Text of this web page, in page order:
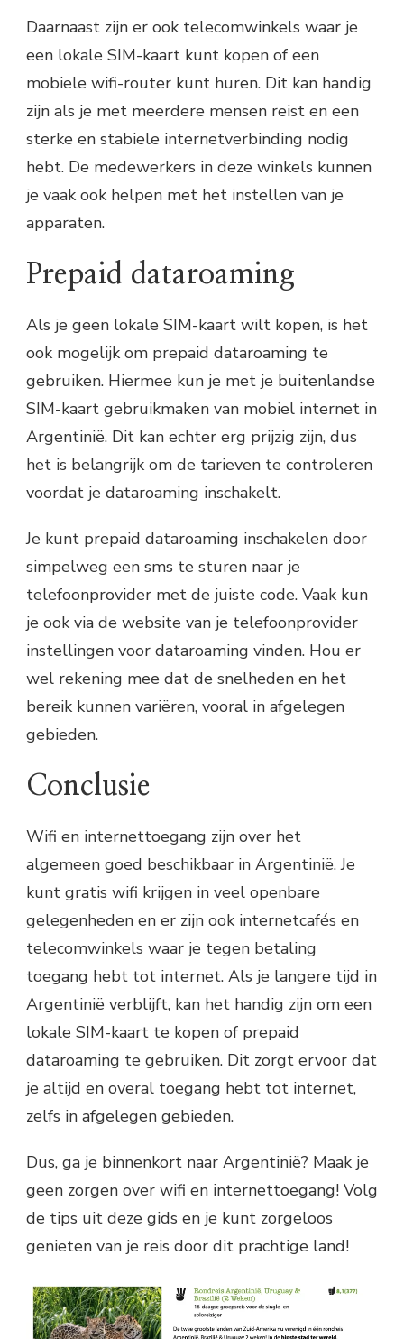
Daarnaast zijn er ook telecomwinkels waar je
een lokale SIM-kaart kunt kopen of een
mobiele wifi-router kunt huren. Dit kan handig
zijn als je met meerdere mensen reist en een
sterke en stabiele internetverbinding nodig
hebt. De medewerkers in deze winkels kunnen
je vaak ook helpen met het instellen van je
apparaten.
Prepaid dataroaming
Als je geen lokale SIM-kaart wilt kopen, is het
ook mogelijk om prepaid dataroaming te
gebruiken. Hiermee kun je met je buitenlandse
SIM-kaart gebruikmaken van mobiel internet in
Argentinië. Dit kan echter erg prijzig zijn, dus
het is belangrijk om de tarieven te controleren
voordat je dataroaming inschakelt.
Je kunt prepaid dataroaming inschakelen door
simpelweg een sms te sturen naar je
telefoonprovider met de juiste code. Vaak kun
je ook via de website van je telefoonprovider
instellingen voor dataroaming vinden. Hou er
wel rekening mee dat de snelheden en het
bereik kunnen variëren, vooral in afgelegen
gebieden.
Conclusie
Wifi en internettoegang zijn over het
algemeen goed beschikbaar in Argentinië. Je
kunt gratis wifi krijgen in veel openbare
gelegenheden en er zijn ook internetcafés en
telecomwinkels waar je tegen betaling
toegang hebt tot internet. Als je langere tijd in
Argentinië verblijft, kan het handig zijn om een
lokale SIM-kaart te kopen of prepaid
dataroaming te gebruiken. Dit zorgt ervoor dat
je altijd en overal toegang hebt tot internet,
zelfs in afgelegen gebieden.
Dus, ga je binnenkort naar Argentinië? Maak je
geen zorgen over wifi en internettoegang! Volg
de tips uit deze gids en je kunt zorgeloos
genieten van je reis door dit prachtige land!